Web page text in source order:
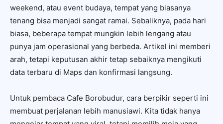
weekend, atau event budaya, tempat yang biasanya
tenang bisa menjadi sangat ramai. Sebaliknya, pada hari
biasa, beberapa tempat mungkin lebih lengang atau
punya jam operasional yang berbeda. Artikel ini memberi
arah, tetapi keputusan akhir tetap sebaiknya mengikuti
data terbaru di Maps dan konfirmasi langsung.
Untuk pembaca Cafe Borobudur, cara berpikir seperti ini
membuat perjalanan lebih manusiawi. Kita tidak hanya